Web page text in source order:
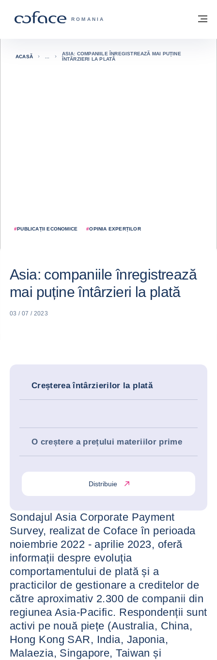
COFACE FOR TRADE - WEBSITE GRUP
ROMANIA
Înapoi la pagina de start
#PUBLICAȚII ECONOMICE #OPINIA EXPERȚILOR
ACASĂ
ASIA: COMPANIILE ÎNREGISTREAZĂ MAI PUȚINE
ÎNTÂRZIERI LA PLATĂ
Asia: companiile înregistrează
mai puține întârzieri la plată
03 / 07 / 2023
Creșterea întârzierilor la plată
O creștere a prețului materiilor prime
Distribuie
Sondajul Asia Corporate Payment
Survey, realizat de Coface în perioada
noiembrie 2022 - aprilie 2023, oferă
informații despre evoluția
comportamentului de plată și a
practicilor de gestionare a creditelor de
către aproximativ 2.300 de companii din
regiunea Asia-Pacific. Respondenții sunt
activi pe nouă piețe (Australia, China,
Hong Kong SAR, India, Japonia,
Malaezia, Singapore, Taiwan și